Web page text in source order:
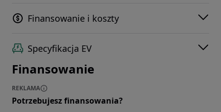
Finansowanie i koszty
Specyfikacja EV
Finansowanie
REKLAMA
Potrzebujesz finansowania?